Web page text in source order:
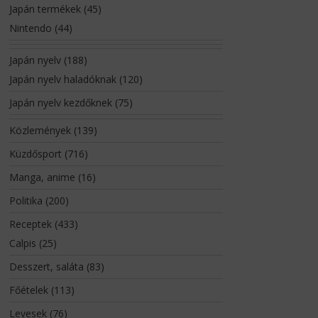
Japán termékek(45)
Nintendo (44)
Japán nyelv(188)
Japán nyelv haladóknak(120)
Japán nyelv kezdőknek(75)
Közlemények(139)
Küzdősport (716)
Manga, anime (16)
Politika (200)
Receptek(433)
Calpis (25)
Desszert, saláta (83)
Főételek(113)
Levesek(76)